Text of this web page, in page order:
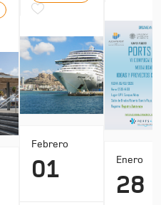
Febrero
01 Enero
28